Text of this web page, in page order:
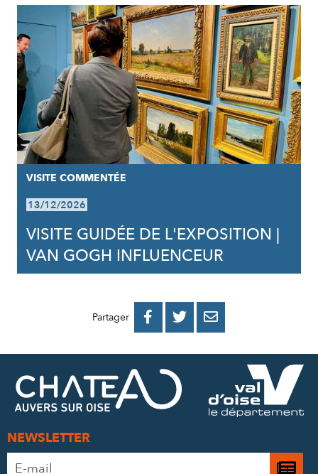
VISITE COMMENTÉE
13/12/2026
VISITE GUIDÉE DE L'EXPOSITION |
VAN GOGH INFLUENCEUR
Partager 
PARTAGER
FACEBOOK
PARTAGER
PARTAGER
MAIL
NEWSLETTER
Adresse
Je